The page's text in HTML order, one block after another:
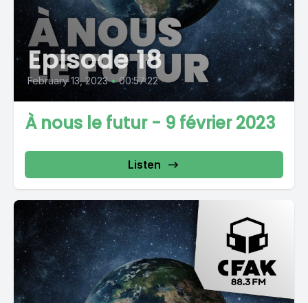
Episode 18
February 13, 2023 • 00:57:22
À nous le futur - 9 février 2023
Listen